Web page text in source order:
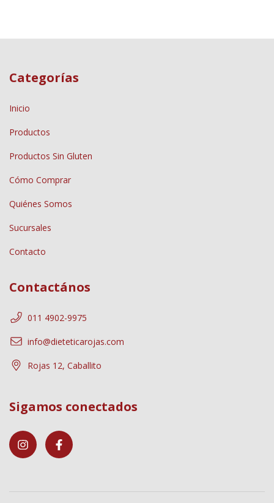
Categorías
Inicio
Productos
Productos Sin Gluten
Cómo Comprar
Quiénes Somos
Sucursales
Contacto
Contactános
011 4902-9975
info@dieteticarojas.com
Rojas 12, Caballito
Sigamos conectados